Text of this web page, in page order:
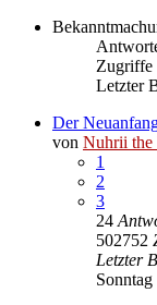
Zugriffe
Letzter
Der
von Nuhrii the
1
2
3
24
502752
Letzter